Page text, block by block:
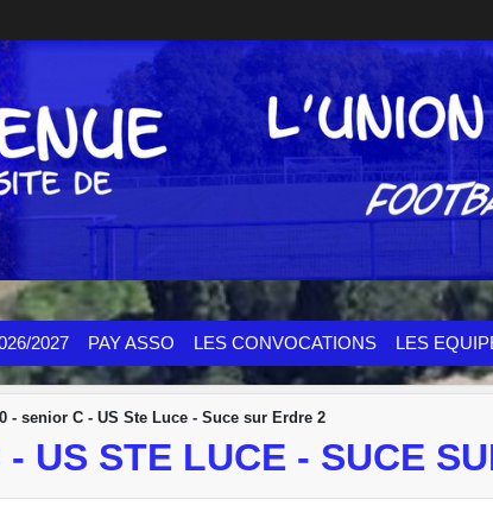
2027 PAY ASSO LES CONVOCATIONS LES
- senior C - US Ste Luce - Suce sur Erdre 2
US STE LUCE - SUCE